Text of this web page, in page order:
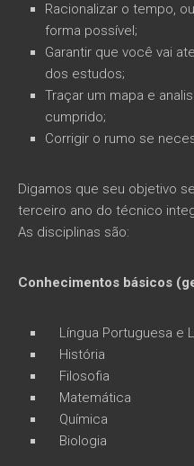
Racionalizar o tempo,
forma possível;
Garantir que você vai
dos estudos;
Traçar um mapa e
cumprido;
Corrigir o rumo se
Digamos que seu objetivo
terceiro ano do técnico
As disciplinas são:
Conhecimentos básicos
Língua Portuguesa e
História
Filosofia
Matemática
Química
Biologia